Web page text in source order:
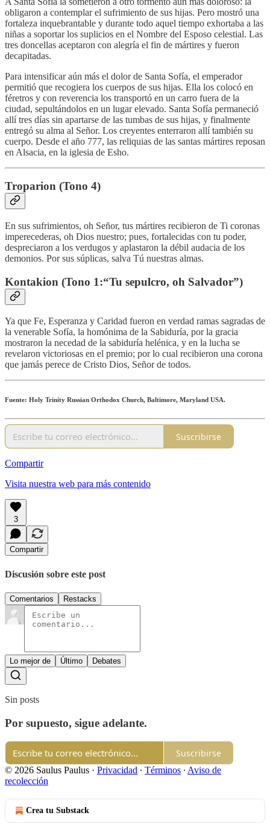
obligaron a contemplar el sufrimiento de sus hijas. Pero mostró una
fortaleza inquebrantable y durante todo aquel tiempo exhortaba a las
niñas a soportar los suplicios en el Nombre del Esposo celestial. Las
tres doncellas aceptaron con alegría el fin de mártires y fueron
decapitadas.
Para intensificar aún más el dolor de Santa Sofía, el emperador
permitió que recogiera los cuerpos de sus hijas. Ella los colocó en
féretros y con reverencia los transportó en un carro fuera de la
ciudad, sepultándolos en un lugar elevado. Santa Sofía permaneció
allí tres días sin apartarse de las tumbas de sus hijas, y finalmente
entregó su alma al Señor. Los creyentes enterraron allí también su
cuerpo. Desde el año 777, las reliquias de las santas mártires reposan
en Alsacia, en la iglesia de Esho.
Troparion (Tono 4)
En sus sufrimientos, oh Señor, tus mártires recibieron de Ti coronas
imperecederas, oh Dios nuestro; pues, fortalecidas con tu poder,
despreciaron a los verdugos y aplastaron la débil audacia de los
demonios. Por sus súplicas, salva Tú nuestras almas.
Kontakion (Tono 1:“Tu sepulcro, oh Salvador”)
Ya que Fe, Esperanza y Caridad fueron en verdad ramas sagradas de
la venerable Sofía, la homónima de la Sabiduría, por la gracia
mostraron la necedad de la sabiduría helénica, y en la lucha se
revelaron victoriosas en el premio; por lo cual recibieron una corona
que jamás perece de Cristo Dios, Señor de todos.
Fuente: Holy Trinity Russian Orthodox Church, Baltimore, Maryland USA.
Suscribirse
Compartir
Visita nuestra web para más contenido
3
Compartir
Discusión sobre este post
Comentarios Restacks
Lo mejor de Último Debates
Sin posts
Por supuesto, sigue adelante.
Suscribirse
© 2026 Saulus Paulus · Privacidad ∙ Términos ∙ Aviso de
recolección
Crea tu Substack